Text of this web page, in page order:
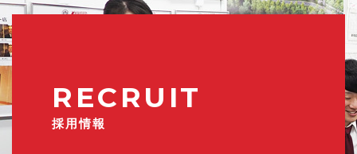
RECRUIT
採用情報